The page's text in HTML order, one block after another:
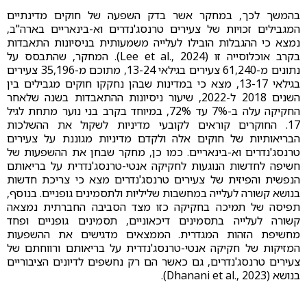
בהמשך לכך, במחקר אשר בדק השפעה של חוקים מדינתיים
המגבילים זכויות של צעירים טרנסג'נדרים וא-בינאריים בארה"ב,
נמצא כי ההגבלות הובילו לעלייה משמעותית בניסיונות התאבדות
בקרב אוכלוסייה זו (Lee et al., 2024). המחקר, שהתבסס על
נתונים מ-61,240 צעירים בגילאי 13-24, מתוכם מ-35,196 צעירים
בגילאי 13-17, מצא כי במדינות שבהן נחקקו חוקים מגבילים בין
השנים 2018 ל-2022, שיעור ניסיונות ההתאבדות בשנה שלאחר
החקיקה עלה ב-7% עד 72%, במיוחד בקרב בני נוער מתחת לגיל
17. החוקרים קוראים לקובעי מדיניות לשקול את ההשלכות
הבריאותיות של חוקים אלה ולקדם מדיניות מגוננת על צעירים
טרנסג'נדרים וא-בינאריים. כמו כן, מחקר שבחן את ההשפעות של
חשיפה לחדשות הנוגעות לחקיקה אנטי-טרנסג'נדרית על בריאותם
הנפשית והפיזית של צעירים טרנסג'נדרים מצא כי צריכת חדשות
בנושא קשורה לעלייה במחשבות שליליות ולתסמינים גופניים. בנוסף,
תפיסה של תמיכה בחקיקה כזו מצד הסביבה החברתית נמצאה
קשורה לעלייה בתסמינים דיכאוניים, תסמינים גופניים ופחד
מחשיפת הזהות המגדרית. הממצאים מדגישים את ההשפעות
המזיקות של חקיקה אנטי-טרנסג'נדרית על בריאותם ורווחתם של
צעירים טרנסג'נדרים, גם כאשר הם רק נחשפים לדיונים הציבוריים
בנושא (Dhanani et al., 2023).